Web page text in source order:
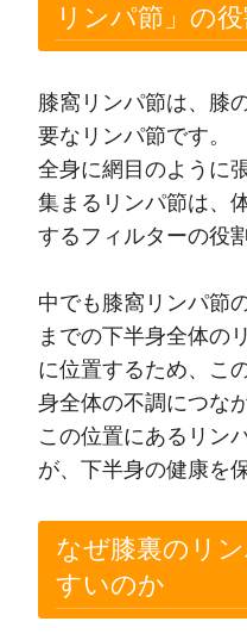
リンパ節」の役
膝窩リンパ節は、膝
要なリンパ節です。
全身に網目のように
集まるリンパ節は、
するフィルターの役
中でも膝窩リンパ節
までの下半身全体の
に位置するため、こ
身全体の不調につな
この位置にあるリン
が、下半身の健康を
なぜ膝裏のリ
すいのか